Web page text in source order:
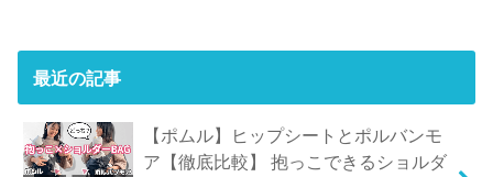
最近の記事
【ポムル】ヒップシートとポルバンモ
ア【徹底比較】 抱っこできるショルダ